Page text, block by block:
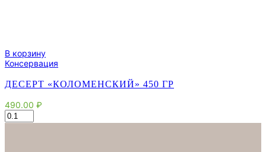
В корзину
Консервация
ДЕСЕРТ «КОЛОМЕНСКИЙ» 450 ГР
490.00 ₽
Количество
товара